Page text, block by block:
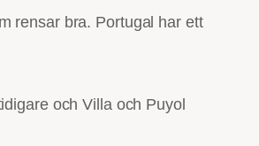
rensar bra. Portugal har ett
och Villa och Puyol